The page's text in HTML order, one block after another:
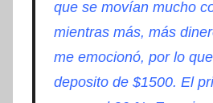
que se movían mucho
mientras más, más
me emocionó, por lo
deposito de $1500. El